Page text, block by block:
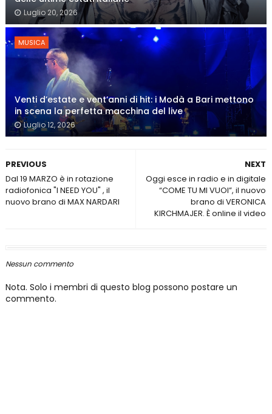
Luglio 20, 2026
MUSICA
Venti d’estate e vent’anni di hit: i Modà a Bari mettono
in scena la perfetta macchina del live
Luglio 12, 2026
NEXT
Oggi esce in radio e in digitale
“COME TU MI VUOI”, il nuovo
brano di VERONICA
KIRCHMAJER. È online il video
PREVIOUS
Dal 19 MARZO è in rotazione
radiofonica "I NEED YOU" , il
nuovo brano di MAX NARDARI
Nessun commento
Nota. Solo i membri di questo blog possono postare un
commento.